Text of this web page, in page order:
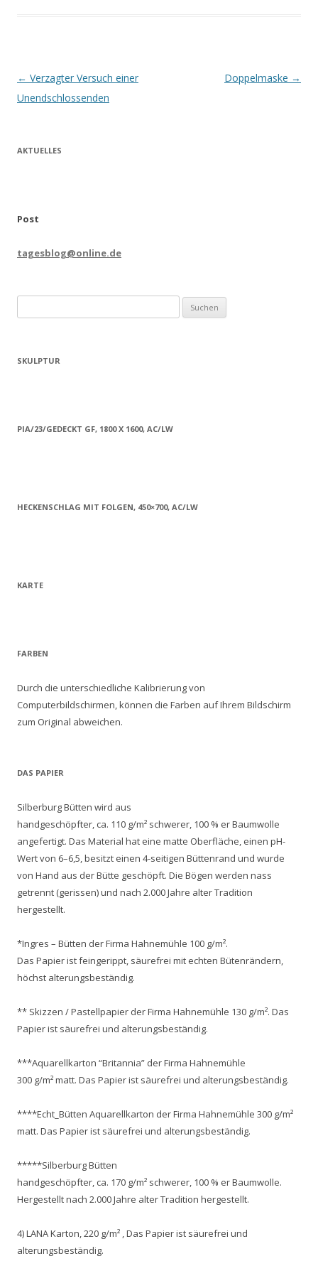
Beitrags-
Navigation
← Verzagter Versuch einer
Unendschlossenden
Doppelmaske →
AKTUELLES
Post
tagesblog@online.de
nach:
SKULPTUR
PIA/23/GEDECKT GF, 1800 X 1600, AC/LW
HECKENSCHLAG MIT FOLGEN, 450×700, AC/LW
KARTE
FARBEN
Durch die unterschiedliche Kalibrierung von
Computerbildschirmen, können die Farben auf Ihrem Bildschirm
zum Original abweichen.
DAS PAPIER
Silberburg Bütten wird aus
handgeschöpfter, ca. 110 g/m² schwerer, 100 % er Baumwolle
angefertigt. Das Material hat eine matte Oberfläche, einen pH-
Wert von 6–6,5, besitzt einen 4-seitigen Büttenrand und wurde
von Hand aus der Bütte geschöpft. Die Bögen werden nass
getrennt (gerissen) und nach 2.000 Jahre alter Tradition
hergestellt.
*Ingres – Bütten der Firma Hahnemühle 100 g/m².
Das Papier ist feingerippt, säurefrei mit echten Bütenrändern,
höchst alterungsbeständig.
** Skizzen / Pastellpapier der Firma Hahnemühle 130 g/m². Das
Papier ist säurefrei und alterungsbeständig.
***Aquarellkarton “Britannia” der Firma Hahnemühle
300 g/m² matt. Das Papier ist säurefrei und alterungsbeständig.
****Echt_Bütten Aquarellkarton der Firma Hahnemühle 300 g/m²
matt. Das Papier ist säurefrei und alterungsbeständig.
*****Silberburg Bütten
handgeschöpfter, ca. 170 g/m² schwerer, 100 % er Baumwolle.
Hergestellt nach 2.000 Jahre alter Tradition hergestellt.
4) LANA Karton, 220 g/m² , Das Papier ist säurefrei und
alterungsbeständig.